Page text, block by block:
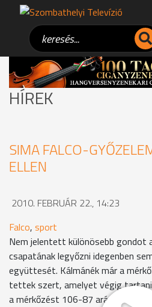
HÍREK
SIMA FALCO-
ELLEN
2010. FEBRUÁR 22., 14:23
Falco, sport
Nem jelentett különösebb gondot
csapatának legyőzni idegenben
együttesét. Kálmánék már a
tettek szert, amelyet végig
a mérkőzést 106-87 arányban.